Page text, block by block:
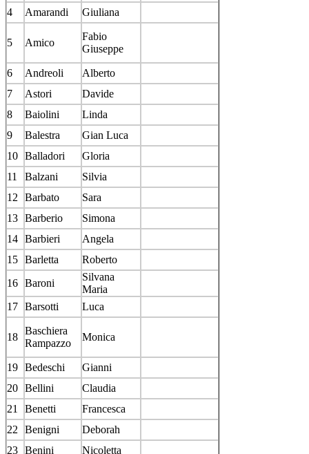
4 Amarandi Giuliana
5 Amico
Fabio
Giuseppe
6 Andreoli
Alberto
7
Astori
Davide
8
Baiolini
Linda
9
Balestra
Gian Luca
10 Balladori
Gloria
11
Balzani
Silvia
12
Barbato
Sara
13 Barberio
Simona
14 Barbieri
Angela
15 Barletta
Roberto
16 Baroni
Silvana
Maria
17 Barsotti Luca
18
Baschiera
Rampazzo
Monica
19 Bedeschi
Gianni
20 Bellini
Claudia
21
Benetti
Francesca
22
Benigni
Deborah
23 Benini
Nicoletta